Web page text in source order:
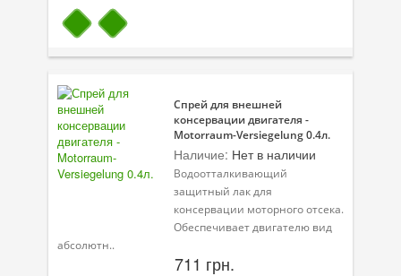
Спрей для внешней
консервации двигателя -
Motorraum-Versiegelung 0.4л.
Наличие: Нет в наличии
Водоотталкивающий
защитный лак для
консервации моторного отсека.
Обеспечивает двигателю вид
абсолютн..
711 грн.